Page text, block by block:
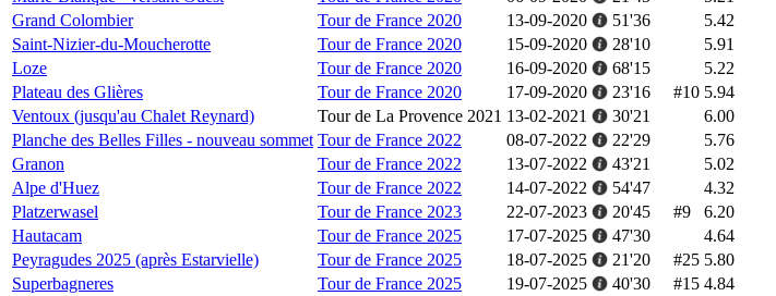
Grand Colombier
Tour de France 2020 13-09-2020 51'36 5.42
Saint-Nizier-du-Moucherotte
Tour de France 2020 15-09-2020 28'10 5.91
Loze
Tour de France 2020 16-09-2020 68'15 5.22
Plateau des Glières
Tour de France 2020 17-09-2020 23'16 #10 5.94
Ventoux (jusqu'au Chalet Reynard)
Tour de La Provence 2021 13-02-2021 30'21 6.00
Planche des Belles Filles - nouveau sommet Tour de France 2022 08-07-2022 22'29 5.76
Granon
Tour de France 2022 13-07-2022 43'21 5.02
Alpe d'Huez
Tour de France 2022 14-07-2022 54'47 4.32
Platzerwasel
Tour de France 2023 22-07-2023 20'45 #9 6.20
Hautacam
Tour de France 2025 17-07-2025 47'30 4.64
Peyragudes 2025 (après Estarvielle)
Tour de France 2025 18-07-2025 21'20 #25 5.80
Superbagneres
Tour de France 2025 19-07-2025 40'30 #15 4.84